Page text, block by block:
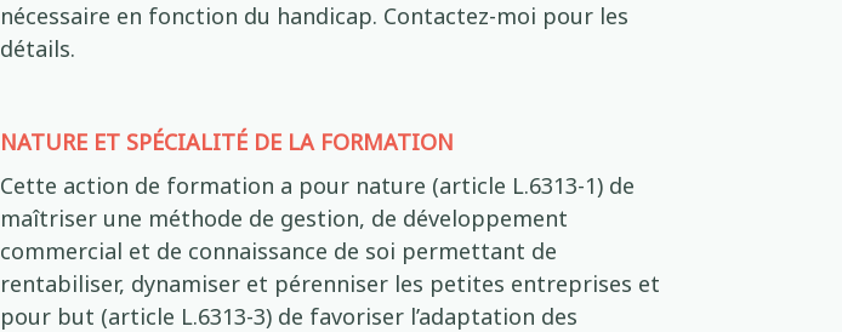
nécessaire en fonction du handicap. Contactez-moi pour les
détails.
NATURE ET SPÉCIALITÉ DE LA FORMATION
Cette action de formation a pour nature (article L.6313-1) de
maîtriser une méthode de gestion, de développement
commercial et de connaissance de soi permettant de
rentabiliser, dynamiser et pérenniser les petites entreprises et
pour but (article L.6313-3) de favoriser l’adaptation des